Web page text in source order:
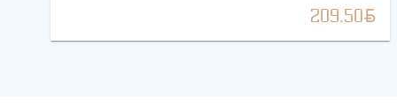
209.50BYN